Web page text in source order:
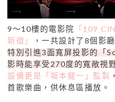
9～10樓的電影院 「109
新宿」
，一共設計了8個影
特別引進3面寬屏投影的「
影時能享受270度的寬敞視
設備更是「坂本龍一」監製
首歌樂曲，供休息區播放。